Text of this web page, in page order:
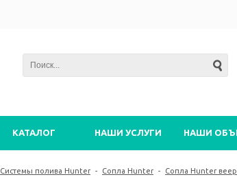
КАТАЛОГ НАШИ УСЛУГИ НАШИ
Системы полива Hunter - Сопла Hunter - Сопла Hunter